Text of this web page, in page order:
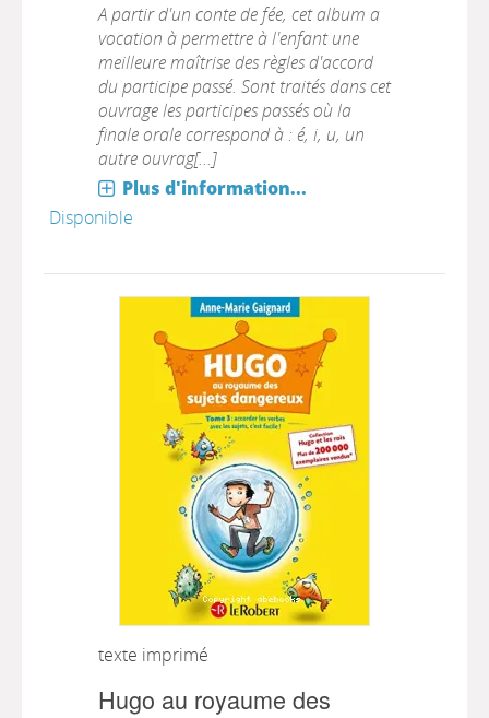
A partir d'un conte de fée, cet album a
vocation à permettre à l'enfant une
meilleure maîtrise des règles d'accord
du participe passé. Sont traités dans cet
ouvrage les participes passés où la
finale orale correspond à : é, i, u, un
autre ouvrag[...]
Plus d'information...
Disponible
texte imprimé
Hugo au royaume des